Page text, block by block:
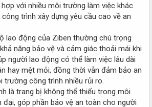
với nhiều môi trường làm việc khác
trình xây dựng yêu cầu cao về an
lao động của Ziben thường chú trọng
năng bảo vệ và cảm giác thoải mái khi
người lao động có thể làm việc lâu dài
hay mệt mỏi, đồng thời vẫn đảm bảo an
công trình nhiều rủi ro.
là trang bị không thể thiếu trong môi
đại, góp phần bảo vệ an toàn cho người